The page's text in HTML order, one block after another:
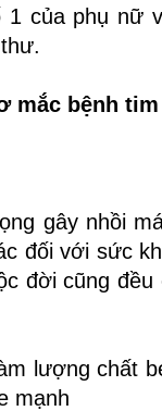
của phụ nữ
mắc bệnh
gây nhồi
đối với sức
đời cũng
lượng chất
mạnh